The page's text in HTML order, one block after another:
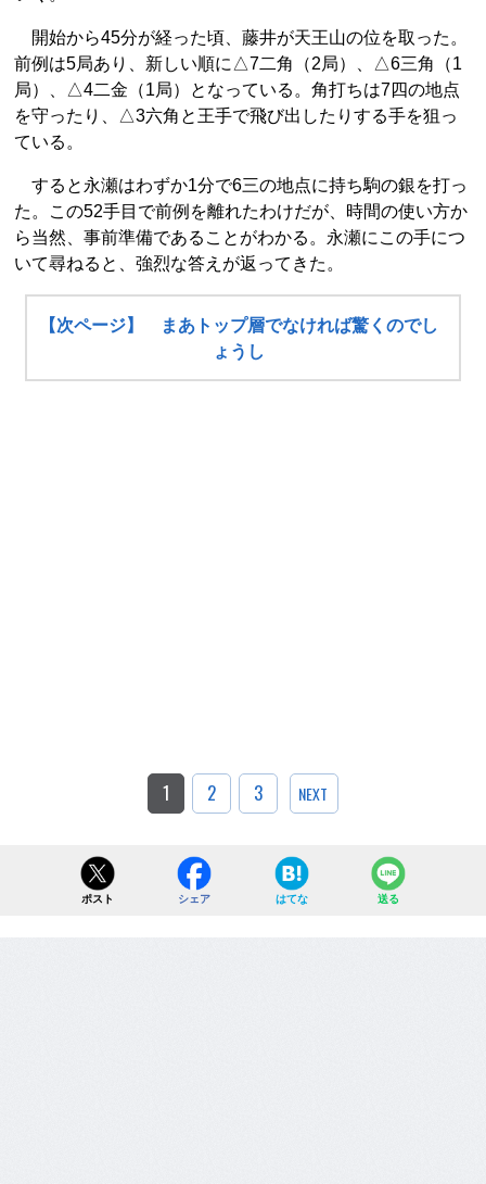
開始から45分が経った頃、藤井が天王山の位を取った。
前例は5局あり、新しい順に△7二角（2局）、△6三角（1
局）、△4二金（1局）となっている。角打ちは7四の地点
を守ったり、△3六角と王手で飛び出したりする手を狙っ
ている。
すると永瀬はわずか1分で6三の地点に持ち駒の銀を打っ
た。この52手目で前例を離れたわけだが、時間の使い方か
ら当然、事前準備であることがわかる。永瀬にこの手につ
いて尋ねると、強烈な答えが返ってきた。
【次ページ】 まあトップ層でなければ驚くのでし
ょうし
1 2 3 NEXT
ポスト シェア はてな 送る